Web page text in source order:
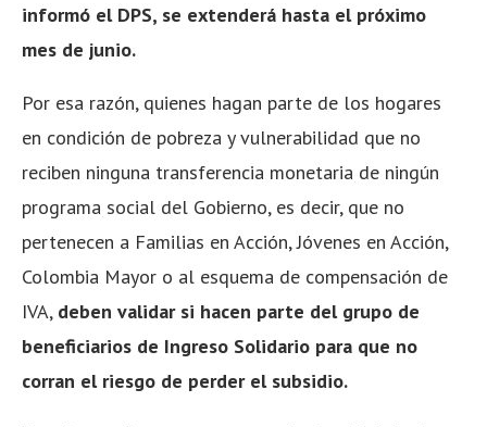
informó el DPS, se extenderá hasta el próximo
mes de junio.
Por esa razón, quienes hagan parte de los hogares
en condición de pobreza y vulnerabilidad que no
reciben ninguna transferencia monetaria de ningún
programa social del Gobierno, es decir, que no
pertenecen a Familias en Acción, Jóvenes en Acción,
Colombia Mayor o al esquema de compensación de
IVA, deben validar si hacen parte del grupo de
beneficiarios de Ingreso Solidario para que no
corran el riesgo de perder el subsidio.